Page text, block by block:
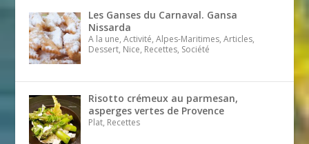
Les Ganses du Carnaval. Gansa
Nissarda
A la une, Activité, Alpes-Maritimes, Articles,
Dessert, Nice, Recettes, Société
Risotto crémeux au parmesan,
asperges vertes de Provence
Plat, Recettes